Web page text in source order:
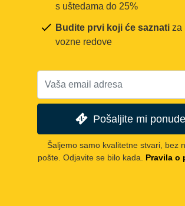
s uštedama do 25%
Budite prvi koji će saznati za
vozne redove
Pošaljite mi
Šaljemo samo kvalitetne stvari, bez
pošte. Odjavite se bilo kada.
Pravila o